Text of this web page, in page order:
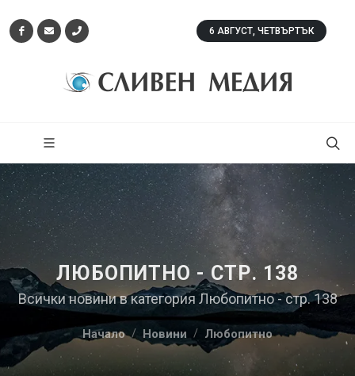
6 АВГУСТ, ЧЕТВЪРТЪК
ЛЮБОПИТНО - СТР. 138
Всички новини в категория Любопитно - стр. 138
Начало Новини Любопитно